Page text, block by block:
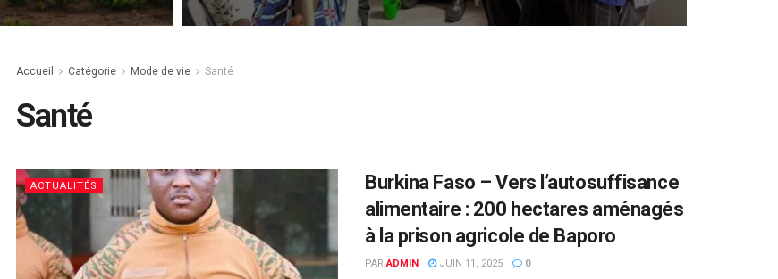
Accueil Catégorie Mode de vie Santé
Santé
ACTUALITÉS
Burkina Faso – Vers l’autosuffisance
alimentaire : 200 hectares aménagés
à la prison agricole de Baporo
PAR ADMIN JUIN 11, 2025 0